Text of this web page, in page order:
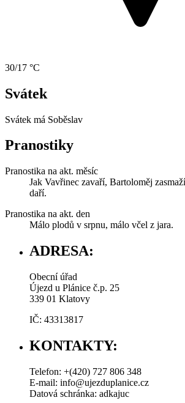
30/17 °C
Svátek
Svátek má Soběslav
Pranostiky
Pranostika na akt. měsíc
Jak Vavřinec zavaří, Bartoloměj
daří.
Pranostika na akt. den
Málo plodů v srpnu, málo včel z jara.
ADRESA:
Obecní úřad
Újezd u Plánice č.p. 25
339 01 Klatovy
IČ: 43313817
KONTAKTY:
Telefon: +(420) 727 806 348
E-mail: info@ujezduplanice.cz
Datová schránka: adkajuc